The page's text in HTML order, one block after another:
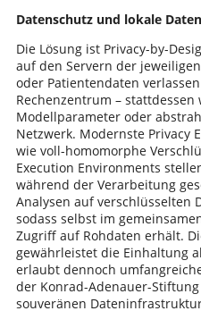
Datenschutz und lokale
Die Lösung ist Privacy-by-
auf den Servern der
oder Patientendaten
Rechenzentrum –
Modellparameter oder
Netzwerk. Modernste Privacy
wie voll-homomorphe
Execution Environments
während der Verarbeitung
Analysen auf verschlüsselten
sodass selbst im
Zugriff auf Rohdaten erhält.
gewährleistet die Einhaltung
erlaubt dennoch
der Konrad-Adenauer-
souveränen